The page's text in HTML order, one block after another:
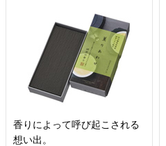
香りによって呼び起こされる
想い出。